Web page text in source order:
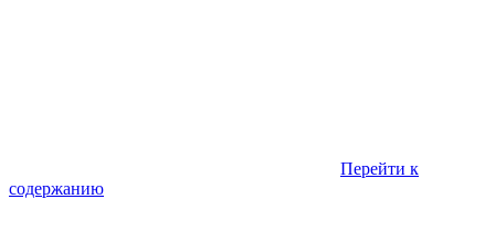
Перейти к
содержанию